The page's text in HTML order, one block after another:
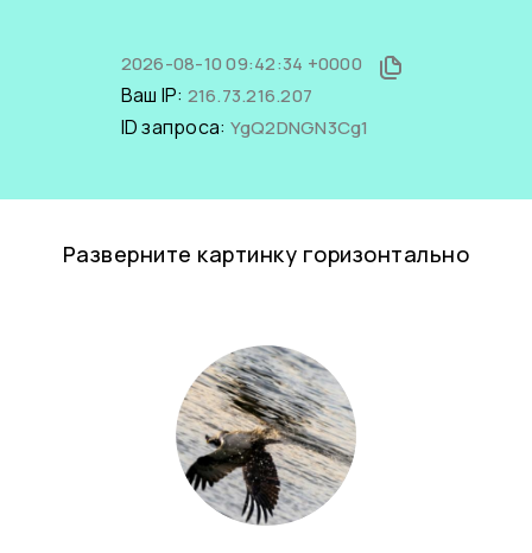
2026-08-10 09:42:34 +0000
Ваш IP: 216.73.216.207
ID запроса: YgQ2DNGN3Cg1
Разверните картинку горизонтально